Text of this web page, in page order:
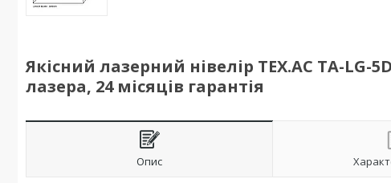
Якісний лазерний нівелір TEX.AC TA-
лазера, 24 місяців гарантія
Опис